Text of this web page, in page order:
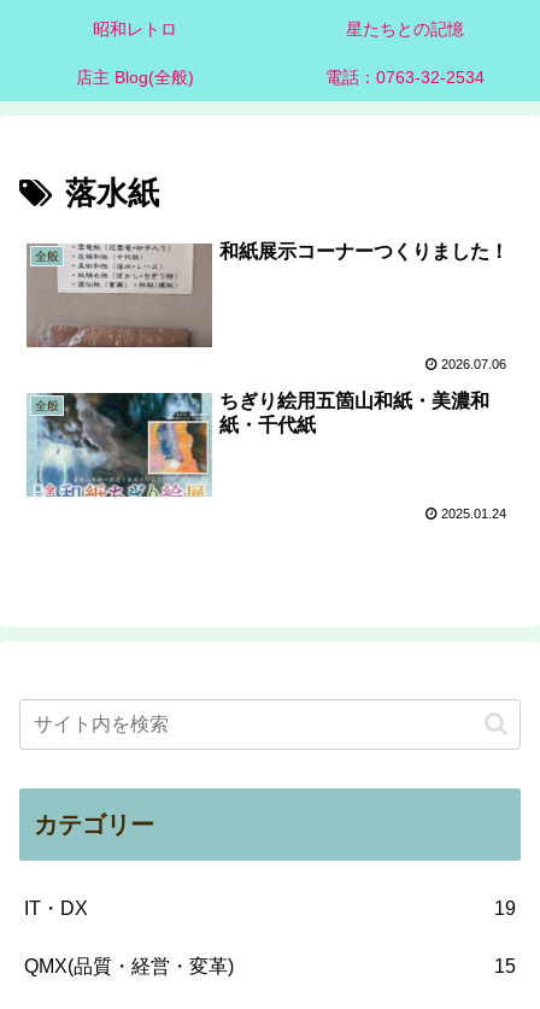
昭和レトロ 星たちとの記憶
店主 Blog(全般) 電話：0763-32-2534
落水紙
全般 和紙展示コーナーつくりました！
2026.07.06
全般
ちぎり絵用五箇山和紙・美濃和
紙・千代紙
2025.01.24
カテゴリー
IT・DX 19
QMX(品質・経営・変革) 15